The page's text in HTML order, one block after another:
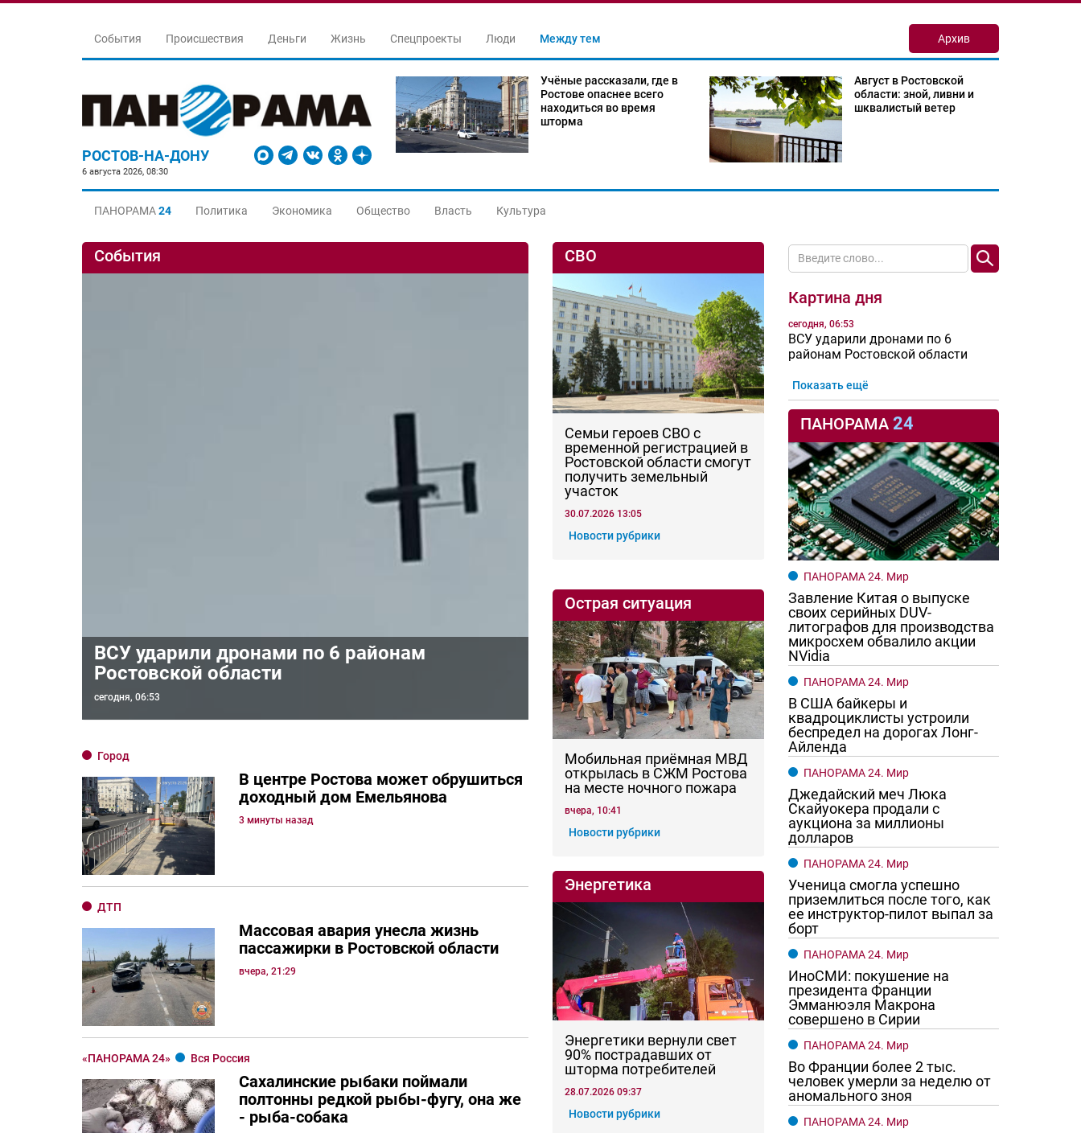
События Происшествия Деньги Жизнь Спецпроекты Люди Между тем Архив
РОСТОВ-НА-ДОНУ
6 августа 2026, 08:30
Учёные рассказали, где в
Ростове опаснее всего
находиться во время
шторма
Август в Ростовской
области: зной, ливни и
шквалистый ветер
ПАНОРАМА24 Политика Экономика Общество Власть Культура
События
ВСУ ударили дронами по 6 районам
Ростовской области
сегодня, 06:53
Город
В центре Ростова может обрушиться
доходный дом Емельянова
3 минуты назад
ДТП
Массовая авария унесла жизнь
пассажирки в Ростовской области
вчера, 21:29
«ПАНОРАМА 24» Вся Россия
Сахалинские рыбаки поймали
полтонны редкой рыбы-фугу, она же
- рыба-собака
СВО
Семьи героев СВО с
временной регистрацией в
Ростовской области смогут
получить земельный
участок
30.07.2026 13:05
Новости рубрики
Острая ситуация
Мобильная приёмная МВД
открылась в СЖМ Ростова
на месте ночного пожара
вчера, 10:41
Новости рубрики
Энергетика
Энергетики вернули свет
90% пострадавших от
шторма потребителей
28.07.2026 09:37
Новости рубрики
Картина дня
сегодня, 06:53
ВСУ ударили дронами по 6
районам Ростовской области
Показать ещё
ПАНОРАМА 24
ПАНОРАМА 24. Мир
Завление Китая о выпуске
своих серийных DUV-
литографов для производства
микросхем обвалило акции
NVidia
ПАНОРАМА 24. Мир
В США байкеры и
квадроциклисты устроили
беспредел на дорогах Лонг-
Айленда
ПАНОРАМА 24. Мир
Джедайский меч Люка
Скайуокера продали с
аукциона за миллионы
долларов
ПАНОРАМА 24. Мир
Ученица смогла успешно
приземлиться после того, как
ее инструктор-пилот выпал за
борт
ПАНОРАМА 24. Мир
ИноСМИ: покушение на
президента Франции
Эмманюэля Макрона
совершено в Сирии
ПАНОРАМА 24. Мир
Во Франции более 2 тыс.
человек умерли за неделю от
аномального зноя
ПАНОРАМА 24. Мир